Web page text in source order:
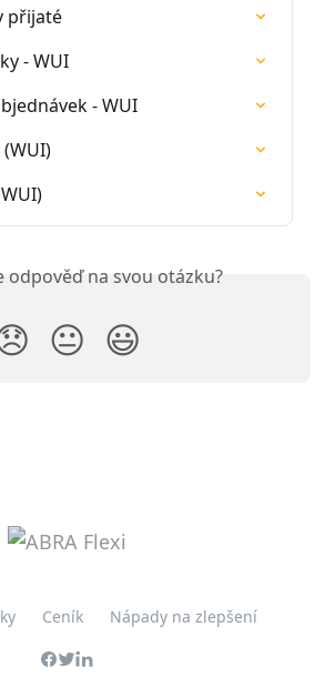
přijaté
- WUI
- WUI
odpověď na svou otázku?
😐 😃
Ceník Nápady na zlepšení